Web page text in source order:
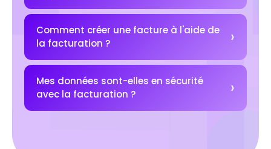
Comment créer une facture à l'aide de
la facturation ?
Mes données sont-elles en sécurité
avec la facturation ?